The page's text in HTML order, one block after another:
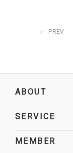
PREV
ABOUT
SERVICE
MEMBER